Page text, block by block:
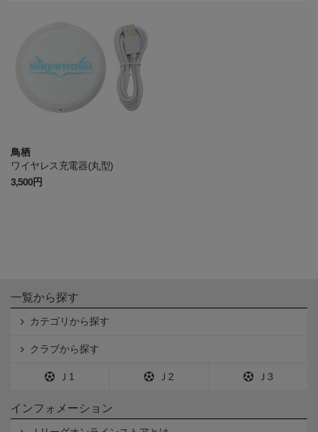
鳥栖
ワイヤレス充電器(丸型)
3,500円
一覧から探す
カテゴリから探す
クラブから探す
Ｊ1 Ｊ2 Ｊ3
インフォメーション